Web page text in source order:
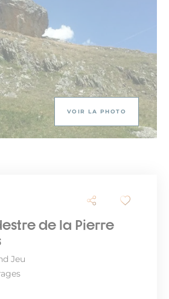
VOIR LA PHOTO
de la Pierre
Jeu